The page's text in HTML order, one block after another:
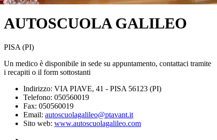
AUTOSCUOLA GALILEO
PISA (PI)
Un medico è disponibile in sede su appuntamento, contattaci tramite
i recapiti o il form sottostanti
Indirizzo: VIA PIAVE, 41 - PISA 56123 (PI)
Telefono: 050560019
Fax: 050560019
Email: autoscuolagalileo@ptavant.it
Sito web: www.autoscuolagalileo.com